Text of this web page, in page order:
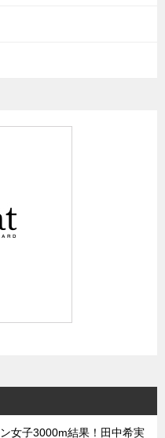
女子3000m結果！田中希実